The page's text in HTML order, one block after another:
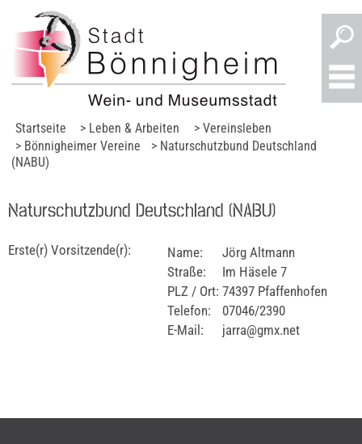
Startseite > Leben & Arbeiten
> Vereinsleben
> Bönnigheimer Vereine
> Naturschutzbund Deutschland
(NABU)
Naturschutzbund Deutschland (NABU)
Erste(r) Vorsitzende(r): Name:
Jörg Altmann
Straße:
Im Häsele 7
PLZ / Ort: 74397 Pfaffenhofen
Telefon:
07046/2390
E-Mail:
jarra@gmx.net